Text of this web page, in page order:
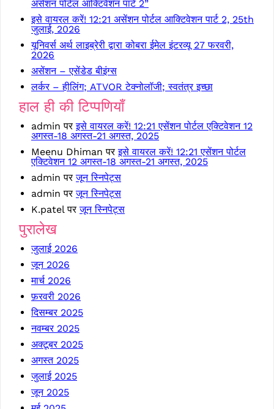
असेंशन पोर्टल आक्टिवेशन पार्ट 2”
इसे वायरल करें! 12:21 असेंशन पोर्टल आक्टिवेशन पार्ट 2, 25th
जुलाई, 2026
यूनिवर्स अर्थ लाइब्रेरी द्वारा कोबरा ईमेल इंटरव्यू 27 फरवरी,
2026
असेंशन – एसेंडेड बीइंग्स
लर्कर – हीलिंग; ATVOR टेक्नोलॉजी; स्वतंत्र इच्छा
हाल ही की टिप्पणियाँ
admin परइसे वायरल करें! 12:21 एसेंशन पोर्टल एक्टिवेशन 12
अगस्त-18 अगस्त-21 अगस्त, 2025
Meenu Dhiman परइसे वायरल करें! 12:21 एसेंशन पोर्टल
एक्टिवेशन 12 अगस्त-18 अगस्त-21 अगस्त, 2025
admin परजून स्निपेट्स
admin परजून स्निपेट्स
K.patel परजून स्निपेट्स
पुरालेख
जुलाई 2026
जून 2026
मार्च 2026
फ़रवरी 2026
दिसम्बर 2025
नवम्बर 2025
अक्टूबर 2025
अगस्त 2025
जुलाई 2025
जून 2025